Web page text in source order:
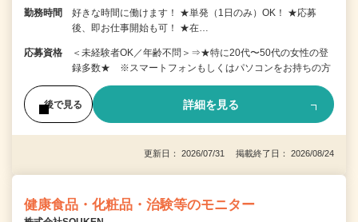
勤務時間
好きな時間に働けます！ ★単発（1日のみ）OK！ ★応募
後、即お仕事開始も可！ ★在…
応募資格
＜未経験者OK／年齢不問＞⇒★特に20代〜50代の女性の登
録多数★ ※スマートフォンもしくはパソコンをお持ちの方
後で見る 詳細を見る
更新日： 2026/07/31 掲載終了日： 2026/08/24
健康食品・化粧品・治験等のモニター